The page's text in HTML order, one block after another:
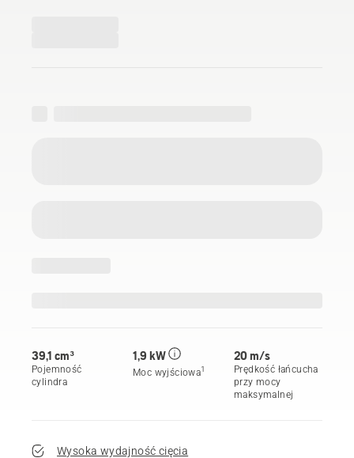
39,1 cm³
Pojemność
cylindra
1,9 kW
Moc wyjściowa1
20 m/s
Prędkość łańcucha
przy mocy
maksymalnej
Wysoka wydajność cięcia